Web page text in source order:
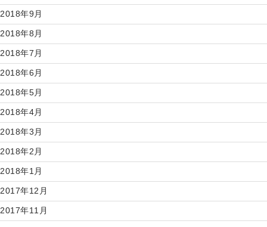
2018年9月
2018年8月
2018年7月
2018年6月
2018年5月
2018年4月
2018年3月
2018年2月
2018年1月
2017年12月
2017年11月